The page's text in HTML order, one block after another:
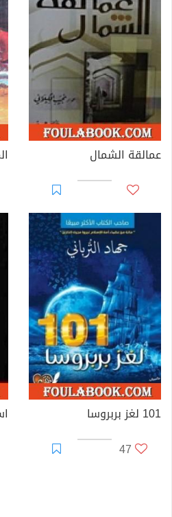
عمالقة الشمال
101 لغز بربروسا
47